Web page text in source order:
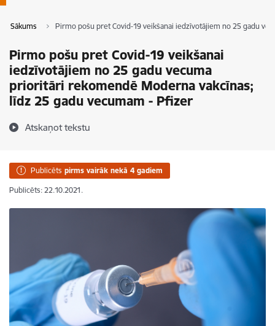
Sākums Pirmo pošu pret Covid-19 veikšanai iedzīvotājiem no 25 gadu
Pirmo pošu pret Covid-19 veikšanai
iedzīvotājiem no 25 gadu vecuma
prioritāri rekomendē Moderna vakcīnas;
līdz 25 gadu vecumam - Pfizer
Atskaņot tekstu
Publicēts pirms vairāk nekā 4 gadiem
Publicēts: 22.10.2021.